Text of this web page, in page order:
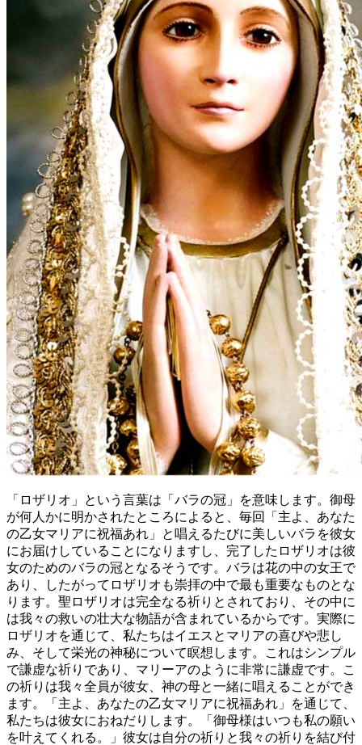
「ロザリオ」という言葉は「バラの冠」を意味します。御母
が何人かに明かされたところによると、毎回「主よ、あなた
の乙女マリアに祝福あれ」と唱えるたびに美しいバラを彼女
にお届けしていることになりますし、完了したロザリオは彼
女のためのバラの冠となるそうです。バラは花の中の女王で
あり、したがってロザリオも崇拝の中で最も重要なものとな
ります。聖ロザリオは完全なる祈りとされており、その中に
は我々の救いの壮大な物語が含まれているからです。実際に
ロザリオを通じて、私たちはイエスとマリアの喜びや悲し
み、そして栄光の神秘について瞑想します。これはシンプル
で謙虚な祈りであり、マリーアのように非常に謙虚です。こ
の祈りは我々全員が彼女、神の母と一緒に唱えることができ
ます。「主よ、あなたの乙女マリアに祝福あれ」を通じて、
私たちは彼女におねだりします。「御母様はいつも私の願い
を叶えてくれる。」彼女は自分の祈りと我々の祈りを結び付